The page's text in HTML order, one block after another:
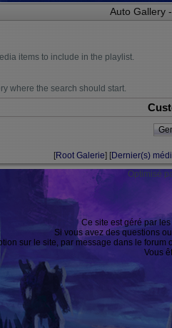
Auto Gallery
items to include in the playlist.
where the search should start.
[Root Galerie] [Dernier(s)
Optimisé
Ce site est géré par les
Si vous avez des questions
sur le site, par message dans le
Vous